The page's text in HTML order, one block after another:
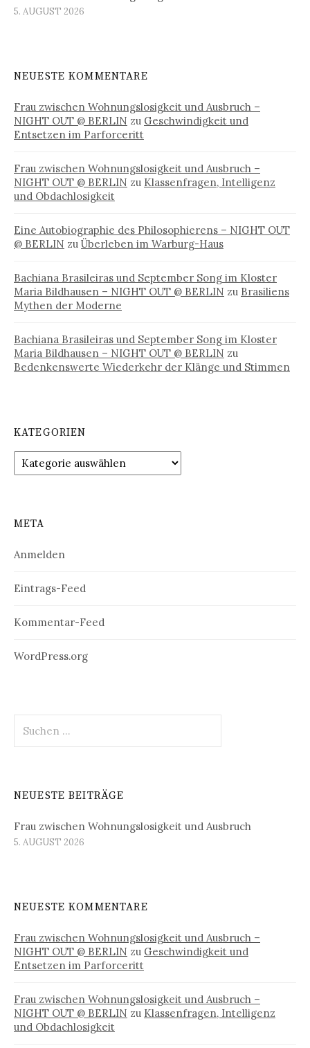
5. AUGUST 2026
NEUESTE KOMMENTARE
Frau zwischen Wohnungslosigkeit und Ausbruch –
NIGHT OUT @ BERLIN zu Geschwindigkeit und
Entsetzen im Parforceritt
Frau zwischen Wohnungslosigkeit und Ausbruch –
NIGHT OUT @ BERLIN zu Klassenfragen, Intelligenz
und Obdachlosigkeit
Eine Autobiographie des Philosophierens – NIGHT OUT
@ BERLIN zu Überleben im Warburg-Haus
Bachiana Brasileiras und September Song im Kloster
Maria Bildhausen – NIGHT OUT @ BERLIN zu Brasiliens
Mythen der Moderne
Bachiana Brasileiras und September Song im Kloster
Maria Bildhausen – NIGHT OUT @ BERLIN zu
Bedenkenswerte Wiederkehr der Klänge und Stimmen
KATEGORIEN
Kategorien
META
Anmelden
Eintrags-Feed
Kommentar-Feed
WordPress.org
nach:
NEUESTE BEITRÄGE
Frau zwischen Wohnungslosigkeit und Ausbruch
5. AUGUST 2026
NEUESTE KOMMENTARE
Frau zwischen Wohnungslosigkeit und Ausbruch –
NIGHT OUT @ BERLIN zu Geschwindigkeit und
Entsetzen im Parforceritt
Frau zwischen Wohnungslosigkeit und Ausbruch –
NIGHT OUT @ BERLIN zu Klassenfragen, Intelligenz
und Obdachlosigkeit